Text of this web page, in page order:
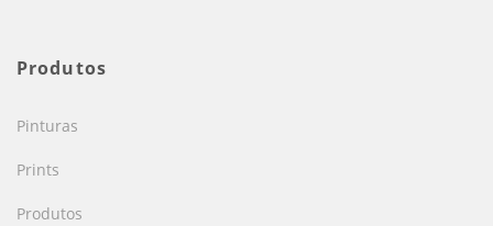
Produtos
Pinturas
Prints
Produtos